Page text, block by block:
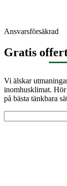
Ansvarsförsäkrad
Gratis
Vi älskar
inomhusklimat.
på bästa tänkbara